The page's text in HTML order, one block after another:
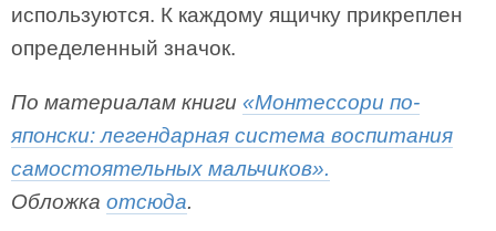
используются. К каждому ящичку прикреплен
определенный значок.
По материалам книги «Монтессори по-
японски: легендарная система воспитания
самостоятельных мальчиков».
Обложка отсюда.